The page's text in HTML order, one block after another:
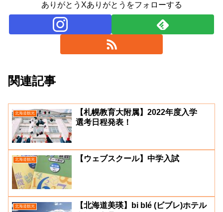
ありがとうXありがとうをフォローする
関連記事
北海道観光
【札幌教育大附属】2022年度入学
選考日程発表！
北海道観光 【ウェブスクール】中学入試
北海道観光
【北海道美瑛】bi blé (ビブレ)ホテル